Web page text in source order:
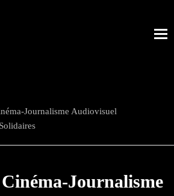
Journalisme Audiovisuel
Journalisme